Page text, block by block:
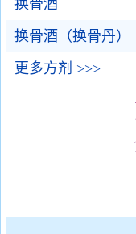
换骨酒
换骨酒（换骨丹）
更多方剂 >>>